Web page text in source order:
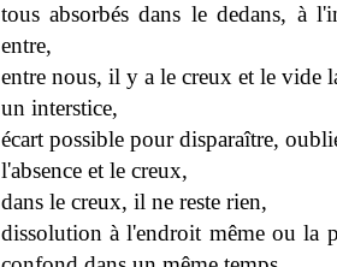
tous absorbés dans le dedans, à
entre,
entre nous, il y a le creux et le vide
un interstice,
écart possible pour disparaître,
l'absence et le creux,
dans le creux, il ne reste rien,
dissolution à l'endroit même ou la